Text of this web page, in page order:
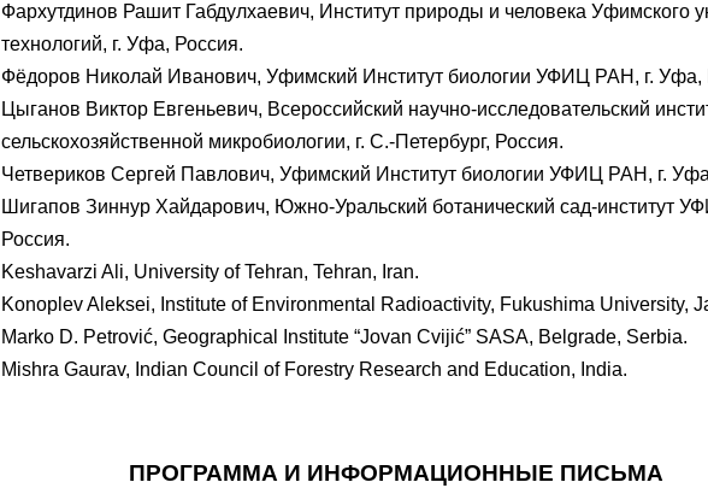
Фархутдинов Рашит Габдулхаевич, Институт природы и человека Уфимского
технологий, г. Уфа, Россия.
Фёдоров Николай Иванович, Уфимский Институт биологии УФИЦ РАН, г. Уфа,
Цыганов Виктор Евгеньевич, Всероссийский научно-исследовательский
сельскохозяйственной микробиологии, г. С.-Петербург, Россия.
Четвериков Сергей Павлович, Уфимский Институт биологии УФИЦ РАН, г.
Шигапов Зиннур Хайдарович, Южно-Уральский ботанический сад-институт
Россия.
Keshavarzi Ali, University of Tehran, Tehran, Iran.
Konoplev Aleksei, Institute of Environmental Radioactivity, Fukushima University,
Marko D. Petrović, Geographical Institute “Jovan Cvijić” SASA, Belgrade, Serbia.
Mishra Gaurav, Indian Council of Forestry Research and Education, India.
ПРОГРАММА И ИНФОРМАЦИОННЫЕ ПИСЬМА